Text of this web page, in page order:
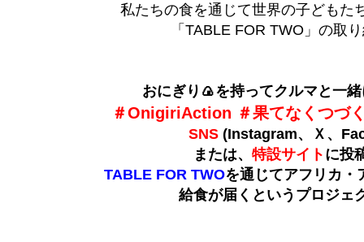
私たちの食を通じて世界の子どもた
「TABLE FOR TWO」の取
おにぎり🍙を持ってクルマと一
＃OnigiriAction ＃果てなくつづ
SNS(Instagram、Ｘ、
または、 特設サイト に投
TABLE FOR TWOを通じてアフリカ・
給食が届くというプロジェ